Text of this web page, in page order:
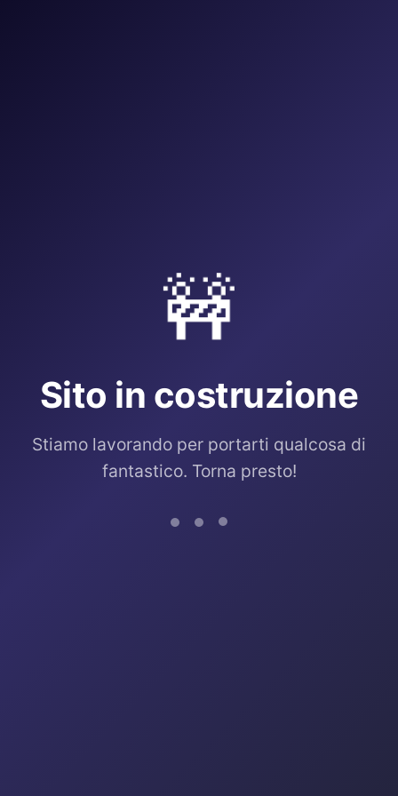
🚧
Sito in costruzione
Stiamo lavorando per portarti qualcosa di
fantastico. Torna presto!